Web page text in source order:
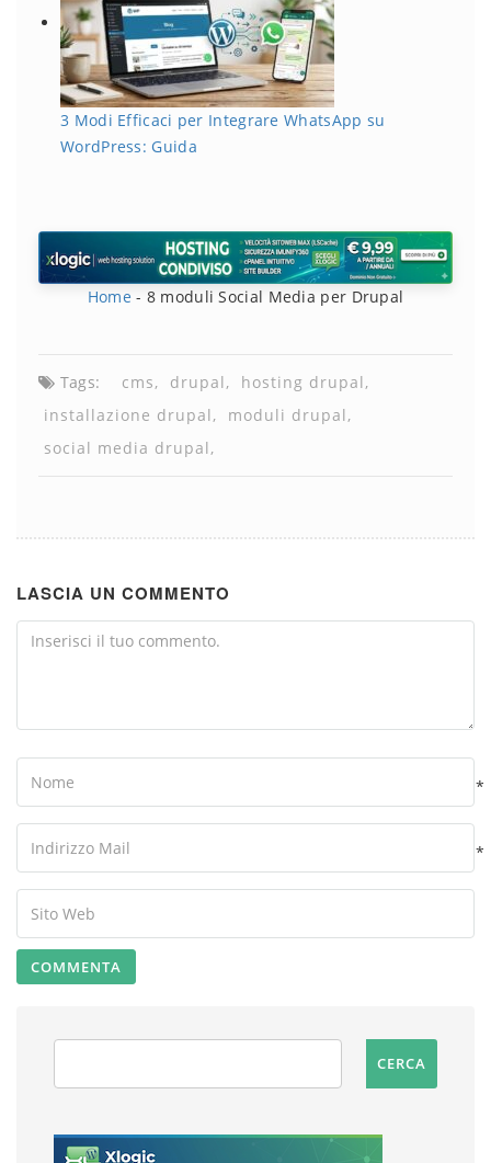
3 Modi Efficaci per Integrare WhatsApp su
WordPress: Guida
Home- 8 moduli Social Media per Drupal
Tags: cms drupal
hosting drupal
installazione drupal
moduli drupal
social media drupal
LASCIA UN COMMENTO
Comment
*
Your
Email
*
Your
Website